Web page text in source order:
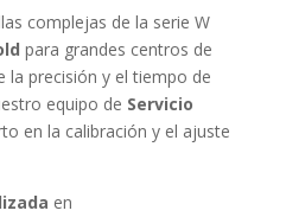
complejas de la serie W
para grandes centros de
la precisión y el tiempo de
equipo de Servicio
en la calibración y el ajuste
en